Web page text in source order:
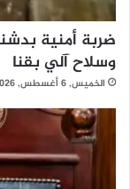
وسلاح آلي بقنا
الخميس, 6 أغسطس, 2026 , 1:44 ص